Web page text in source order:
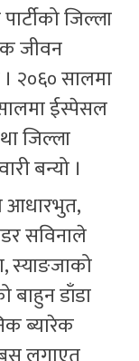
जिल्ला
जीवन
२०६० सालमा
ईस्पेसल
जिल्ला
बन्यो ।
आधारभुत,
सविनाले
स्याङजाको
डाँडा
ब्यारेक